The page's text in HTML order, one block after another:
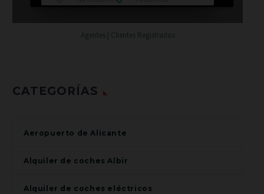
Agentes | Clientes Registrados
CATEGORÍAS
Aeropuerto de Alicante
Alquiler de coches Albir
Alquiler de coches eléctricos